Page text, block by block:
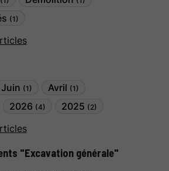
(1)
Juin (1) Avril (1)
2026 (4) 2025 (2)
"Excavation générale"